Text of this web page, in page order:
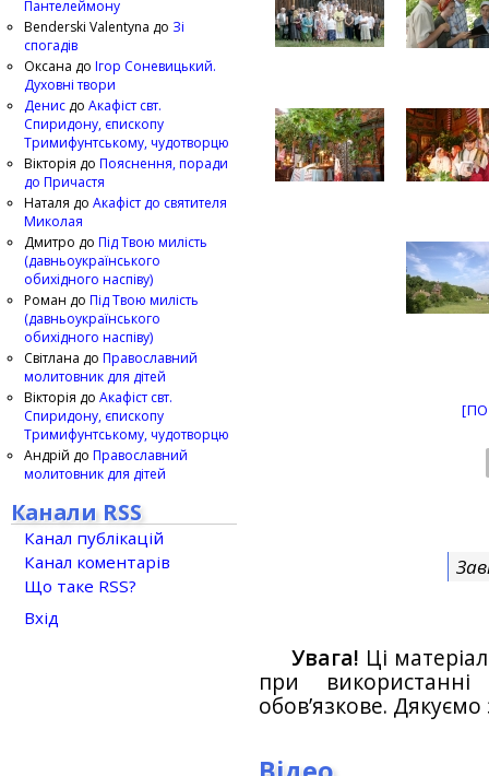
Увага! Ці
при
обов’язкове.
Пантелеймону
Benderski Valentyna до Зі
спогадів
Оксана до Ігор Соневицький.
Духовні твори
Денис до Акафіст свт.
Спиридону, єпископу
Тримифунтському, чудотворцю
Вікторія до Пояснення, поради
до Причастя
Наталя до Акафіст до святителя
Миколая
Дмитро до Під Твою милість
(давньоукраїнського
обихідного наспіву)
Роман до Під Твою милість
(давньоукраїнського
обихідного наспіву)
Світлана до Православний
молитовник для дітей
Вікторія до Акафіст свт.
Спиридону, єпископу
Тримифунтському, чудотворцю
Андрій до Православний
молитовник для дітей
Канали RSS
Канал публікацій
Канал коментарів
Що таке RSS?
Вхід